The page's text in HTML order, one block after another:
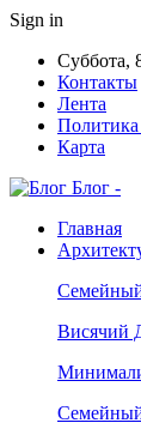
Sign in
Суббота,
Контакты
Лента
Политика
Карта
Блог -
Главная
Висячий